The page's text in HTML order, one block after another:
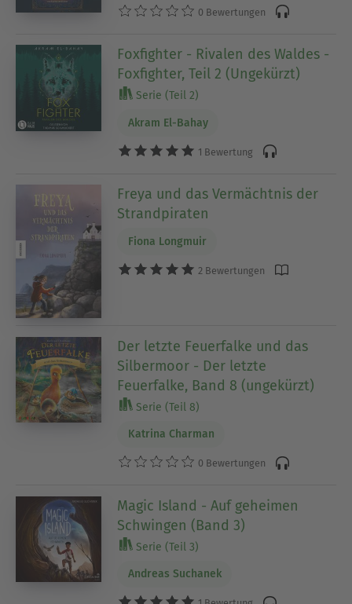
0 Bewertungen
Foxfighter - Rivalen des Waldes -
Foxfighter, Teil 2 (Ungekürzt)
Serie (Teil 2)
Akram El-Bahay
1 Bewertung
Freya und das Vermächtnis der
Strandpiraten
Fiona Longmuir
2 Bewertungen
Der letzte Feuerfalke und das
Silbermoor - Der letzte
Feuerfalke, Band 8 (ungekürzt)
Serie (Teil 8)
Katrina Charman
0 Bewertungen
Magic Island - Auf geheimen
Schwingen (Band 3)
Serie (Teil 3)
Andreas Suchanek